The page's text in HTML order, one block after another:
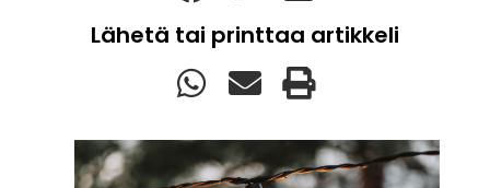
Lähetä tai printtaa artikkeli